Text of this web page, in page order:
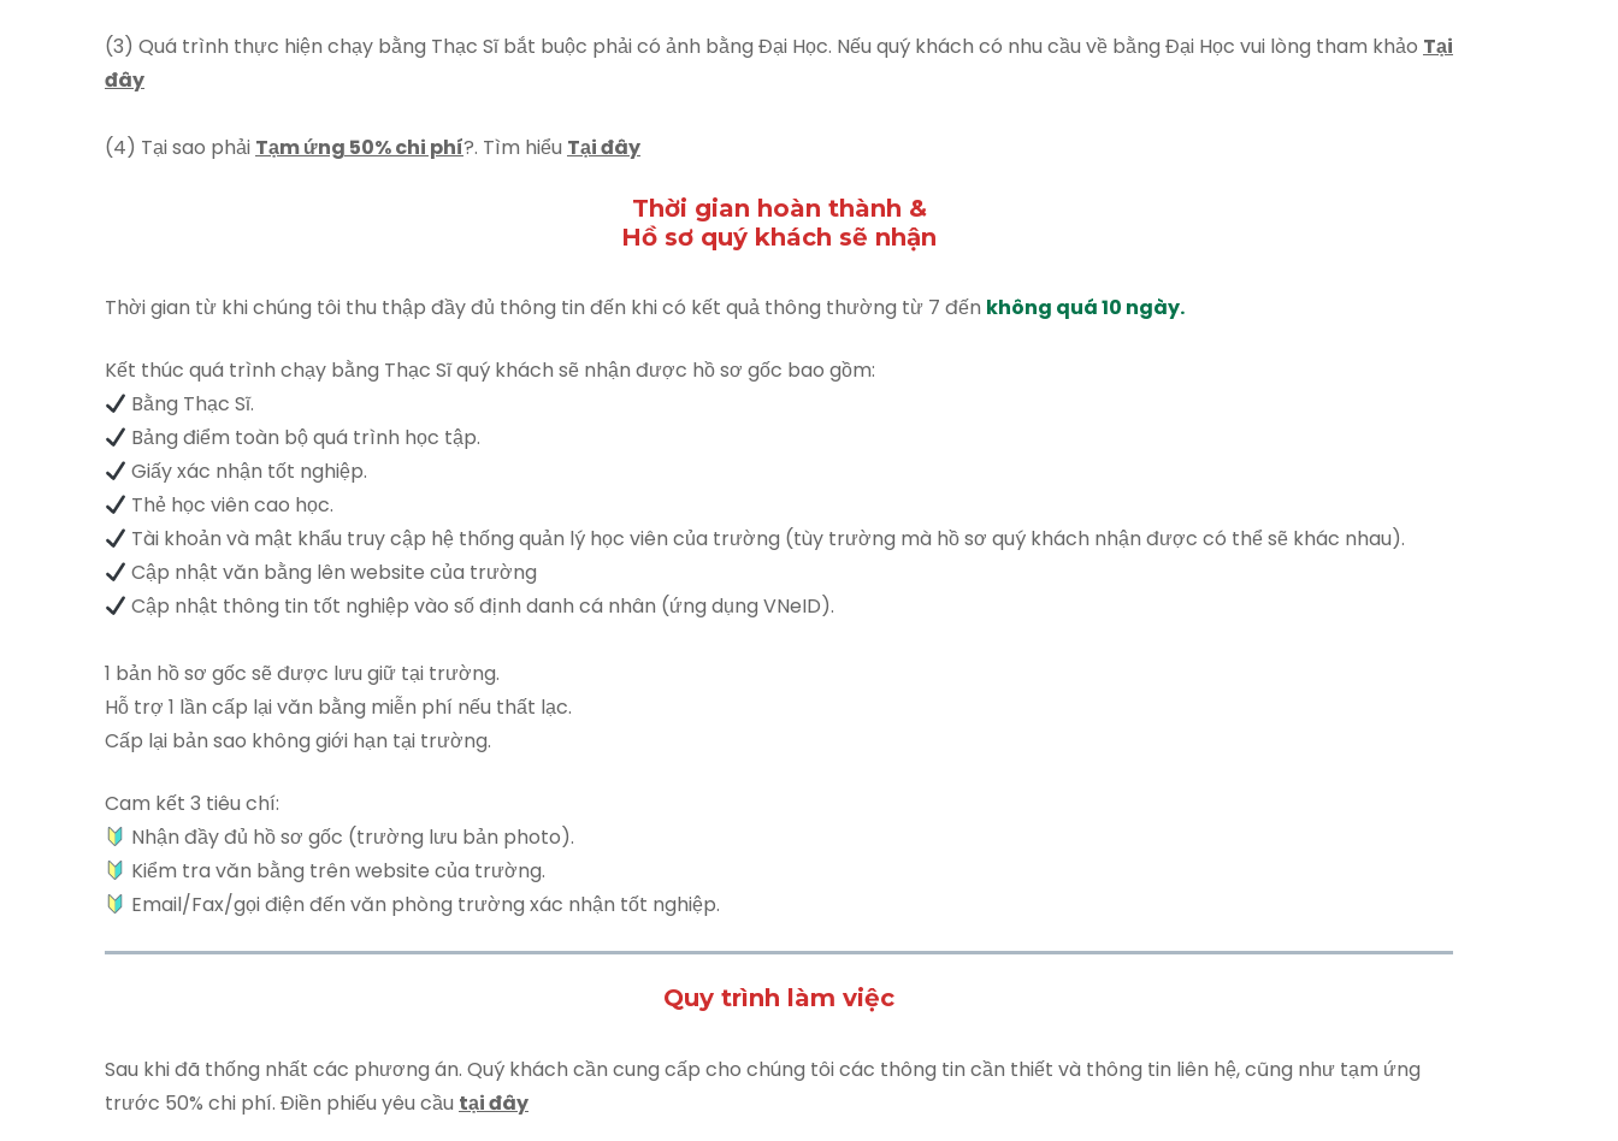
(3) Quá trình thực hiện chạy bằng Thạc Sĩ bắt buộc phải có ảnh bằng Đại Học. Nếu quý khách có nhu cầu về bằng Đại Học vui lòng tham khảo Tại
đây
(4) Tại sao phải Tạm ứng 50% chi phí?. Tìm hiểu Tại đây
Thời gian hoàn thành &
Hồ sơ quý khách sẽ nhận
Thời gian từ khi chúng tôi thu thập đầy đủ thông tin đến khi có kết quả thông thường từ 7 đến không quá 10 ngày.
Kết thúc quá trình chạy bằng Thạc Sĩ quý khách sẽ nhận được hồ sơ gốc bao gồm:
Bằng Thạc Sĩ.
Bảng điểm toàn bộ quá trình học tập.
Giấy xác nhận tốt nghiệp.
Thẻ học viên cao học.
Tài khoản và mật khẩu truy cập hệ thống quản lý học viên của trường (tùy trường mà hồ sơ quý khách nhận được có thể sẽ khác nhau).
Cập nhật văn bằng lên website của trường
Cập nhật thông tin tốt nghiệp vào số định danh cá nhân (ứng dụng VNeID).
1 bản hồ sơ gốc sẽ được lưu giữ tại trường.
Hỗ trợ 1 lần cấp lại văn bằng miễn phí nếu thất lạc.
Cấp lại bản sao không giới hạn tại trường.
Cam kết 3 tiêu chí:
Nhận đầy đủ hồ sơ gốc (trường lưu bản photo).
Kiểm tra văn bằng trên website của trường.
Email/Fax/gọi điện đến văn phòng trường xác nhận tốt nghiệp.
Quy trình làm việc
Sau khi đã thống nhất các phương án. Quý khách cần cung cấp cho chúng tôi các thông tin cần thiết và thông tin liên hệ, cũng như tạm ứng
trước 50% chi phí. Điền phiếu yêu cầu tại đây